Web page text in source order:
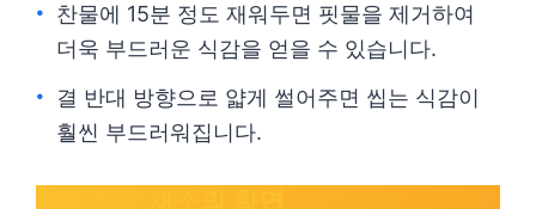
찬물에 15분 정도 재워두면 핏물을 제거하여
더욱 부드러운 식감을 얻을 수 있습니다.
결 반대 방향으로 얇게 썰어주면 씹는 식감이
훨씬 부드러워집니다.